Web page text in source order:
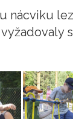
nácviku